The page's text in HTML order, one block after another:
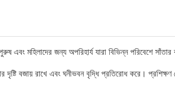
এবং মহিলাদের জন্য অপরিহার্য যারা বিভিন্ন পরিবেশে সাঁতার
বজায় রাখে এবং ঘনীভবন বৃদ্ধি প্রতিরোধ করে।